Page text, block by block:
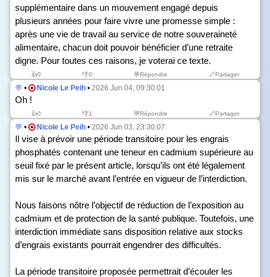
supplémentaire dans un mouvement engagé depuis
plusieurs années pour faire vivre une promesse simple :
après une vie de travail au service de notre souveraineté
alimentaire, chacun doit pouvoir bénéficier d’une retraite
digne. Pour toutes ces raisons, je voterai ce texte.
👍0 👎0 💬Répondre 🔗Partager
💬 • Nicole Le Peih • 2026 Jun 04, 09:30:01
Oh !
👍0 👎1 💬Répondre 🔗Partager
💬 • Nicole Le Peih • 2026 Jun 03, 23:30:07
Il vise à prévoir une période transitoire pour les engrais
phosphatés contenant une teneur en cadmium supérieure au
seuil fixé par le présent article, lorsqu’ils ont été légalement
mis sur le marché avant l’entrée en vigueur de l’interdiction.
Nous faisons nôtre l’objectif de réduction de l’exposition au
cadmium et de protection de la santé publique. Toutefois, une
interdiction immédiate sans disposition relative aux stocks
d’engrais existants pourrait engendrer des difficultés.
La période transitoire proposée permettrait d’écouler les